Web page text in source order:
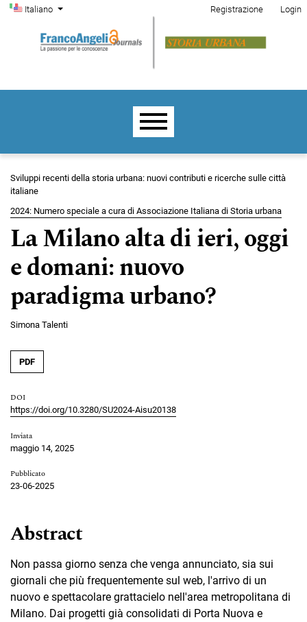
Salta al menu principale di navigazione
Salta al contenuto principale
Salta al piè di pagina del sito
Cambia la lingua. La lingua corrente è:
Italiano
Menu di amministrazione
Registrazione Login
Menu principale
Sviluppi recenti della storia urbana: nuovi contributi e ricerche sulle città
italiane
2024: Numero speciale a cura di Associazione Italiana di Storia urbana
La Milano alta di ieri, oggi
e domani: nuovo
paradigma urbano?
Simona Talenti
PDF
DOI
https://doi.org/10.3280/SU2024-Aisu20138
Inviata
maggio 14, 2025
Pubblicato
23-06-2025
Abstract
Non passa giorno senza che venga annunciato, sia sui
giornali che più frequentemente sul web, l'arrivo di un
nuovo e spettacolare grattacielo nell'area metropolitana di
Milano. Dai progetti già consolidati di Porta Nuova e